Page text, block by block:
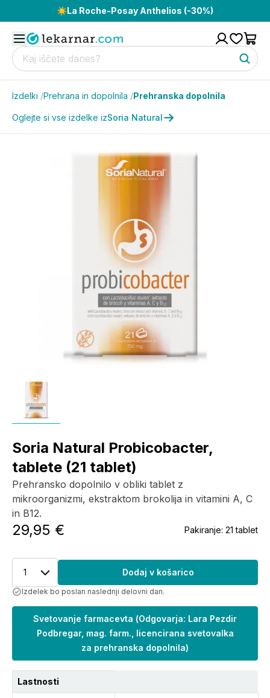
☀️La Roche-Posay Anthelios (-30%)
Izdelki /Prehrana in dopolnila /Prehranska dopolnila
Oglejte si vse izdelke izSoria Natural
Soria Natural Probicobacter,
tablete (21 tablet)
Prehransko dopolnilo v obliki tablet z
mikroorganizmi, ekstraktom brokolija in vitamini A, C
in B12.
29,95 € Pakiranje: 21 tablet
1 Dodaj v košarico
Izdelek bo poslan naslednji delovni dan.
Svetovanje farmacevta (Odgovarja: Lara Pezdir
Podbregar, mag. farm., licencirana svetovalka
za prehranska dopolnila)
Lastnosti